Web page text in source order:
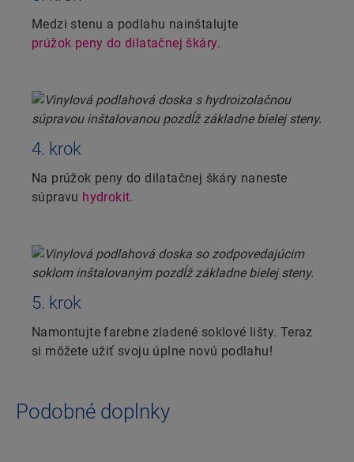
Medzi stenu a podlahu nainštalujte
prúžok peny do dilatačnej škáry.
4. krok
Na prúžok peny do dilatačnej škáry naneste
súpravu hydrokit.
5. krok
Namontujte farebne zladené soklové lišty. Teraz
si môžete užiť svoju úplne novú podlahu!
Podobné doplnky